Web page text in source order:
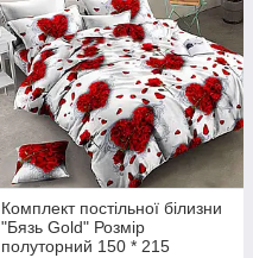
Комплект постільної білизни
"Бязь Gold" Розмір
полуторний 150 * 215